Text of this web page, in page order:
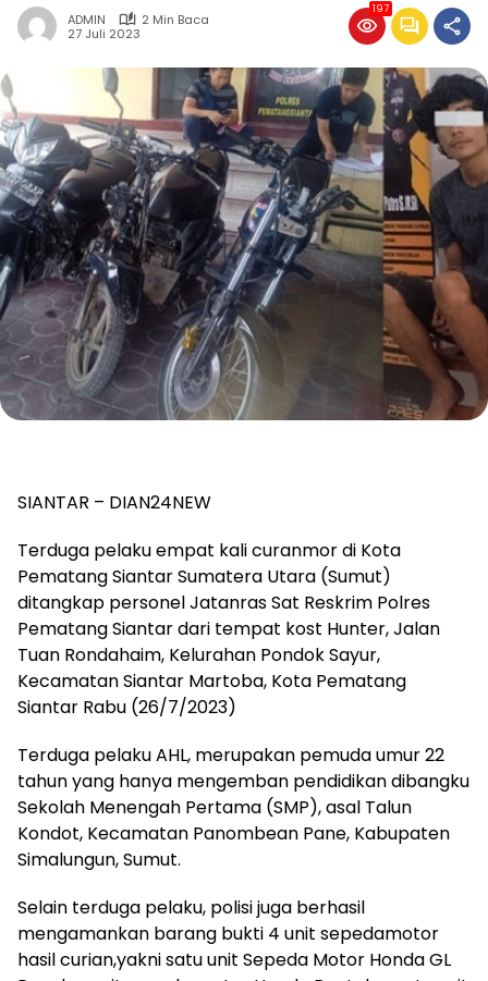
ADMIN
2 Min Baca
27 Juli 2023
197
SIANTAR – DIAN24NEW
Terduga pelaku empat kali curanmor di Kota
Pematang Siantar Sumatera Utara (Sumut)
ditangkap personel Jatanras Sat Reskrim Polres
Pematang Siantar dari tempat kost Hunter, Jalan
Tuan Rondahaim, Kelurahan Pondok Sayur,
Kecamatan Siantar Martoba, Kota Pematang
Siantar Rabu (26/7/2023)
Terduga pelaku AHL, merupakan pemuda umur 22
tahun yang hanya mengemban pendidikan dibangku
Sekolah Menengah Pertama (SMP), asal Talun
Kondot, Kecamatan Panombean Pane, Kabupaten
Simalungun, Sumut.
Selain terduga pelaku, polisi juga berhasil
mengamankan barang bukti 4 unit sepedamotor
hasil curian,yakni satu unit Sepeda Motor Honda GL